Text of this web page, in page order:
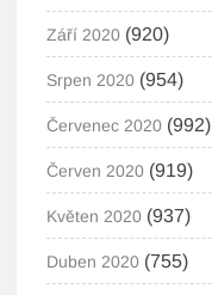
Září 2020 (920)
Srpen 2020 (954)
Červenec 2020 (992)
Červen 2020 (919)
Květen 2020 (937)
Duben 2020 (755)